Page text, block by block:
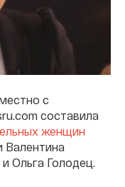
с
составила
женщин
Валентина
Ольга Голодец.